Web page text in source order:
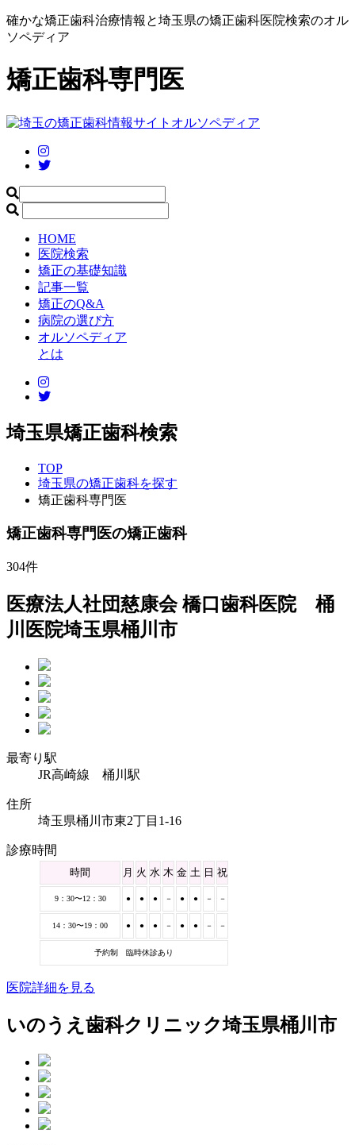
確かな矯正歯科治療情報と埼玉県の矯正歯科医院検索のオル
ソペディア
矯正歯科専門医
HOME
医院検索
矯正の基礎知識
記事一覧
矯正のQ&A
病院の選び方
オルソペディア
とは
埼玉県矯正歯科検索
TOP
埼玉県の矯正歯科を探す
矯正歯科専門医
矯正歯科専門医の矯正歯科
304件
医療法人社団慈康会 橋口歯科医院 桶
川医院埼玉県桶川市
最寄り駅
JR高崎線 桶川駅
住所
埼玉県桶川市東2丁目1-16
診療時間
時間 月 火 水 木 金 土 日 祝
9：30〜12：30 ● ● ● － ● ● － －
14：30〜19：00 ● ● ● － ● ● － －
予約制 臨時休診あり
医院詳細を見る
いのうえ歯科クリニック埼玉県桶川市